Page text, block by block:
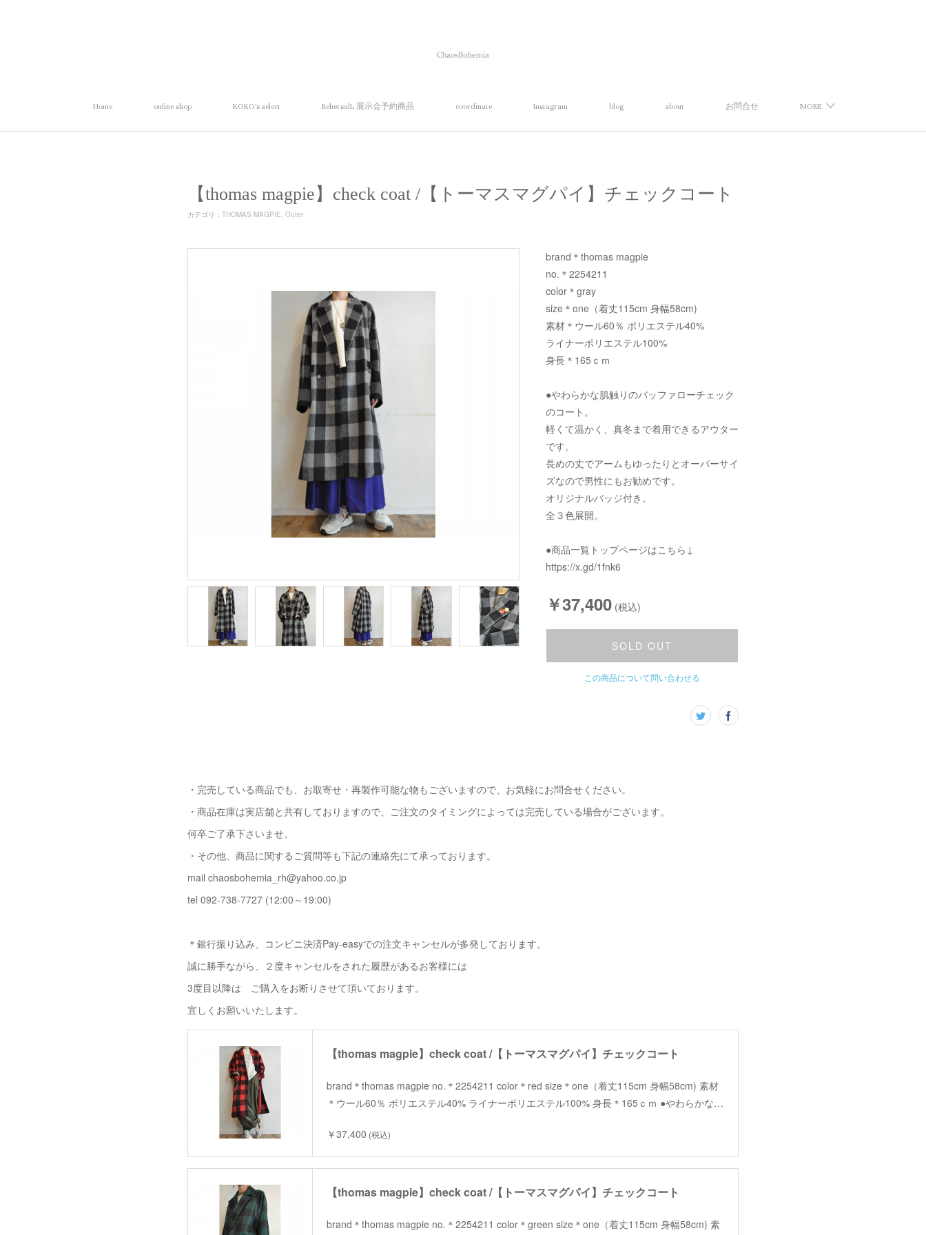
Home online shop KOKO's select RehersalL 展示会予約商品 coordinate Instagram blog about お問合せ MORE
【thomas magpie】check coat /【トーマスマグパイ】チェックコート
カテゴリ ： THOMAS MAGPIE Outer
brand＊thomas magpie
no.＊2254211
color＊gray
size＊one（着丈115cm 身幅58cm)
素材＊ウール60％ ポリエステル40%
ライナーポリエステル100%
身長＊165ｃｍ
●やわらかな肌触りのバッファローチェック
のコート。
軽くて温かく、真冬まで着用できるアウター
です。
長めの丈でアームもゆったりとオーバーサイ
ズなので男性にもお勧めです。
オリジナルバッジ付き。
全３色展開。
●商品一覧トップページはこちら↓
https://x.gd/1fnk6
￥37,400 (税込)
SOLD OUT
この商品について問い合わせる
・完売している商品でも、お取寄せ・再製作可能な物もございますので、お気軽にお問合せください。
・商品在庫は実店舗と共有しておりますので、ご注文のタイミングによっては完売している場合がございます。
何卒ご了承下さいませ。
・その他、商品に関するご質問等も下記の連絡先にて承っております。
mail chaosbohemia_rh@yahoo.co.jp
tel 092-738-7727 (12:00～19:00)
＊銀行振り込み、コンビニ決済Pay-easyでの注文キャンセルが多発しております。
誠に勝手ながら、２度キャンセルをされた履歴があるお客様には
3度目以降は ご購入をお断りさせて頂いております。
宜しくお願いいたします。
【thomas magpie】check coat /【トーマスマグパイ】チェックコート
brand＊thomas magpie no.＊2254211 color＊red size＊one（着丈115cm 身幅58cm) 素材
＊ウール60％ ポリエステル40% ライナーポリエステル100% 身長＊165ｃｍ ●やわらかな…
￥37,400 (税込)
【thomas magpie】check coat /【トーマスマグパイ】チェックコート
brand＊thomas magpie no.＊2254211 color＊green size＊one（着丈115cm 身幅58cm) 素